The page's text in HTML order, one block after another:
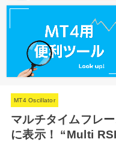
MT4 Oscillator
マルチタイムフレ
に表示！ “Multi